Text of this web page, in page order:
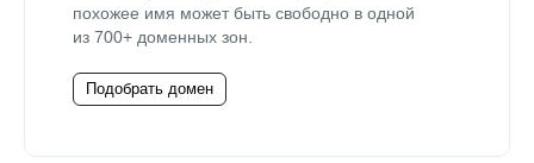
похожее имя может быть свободно в одной
из 700+ доменных зон.
Подобрать домен